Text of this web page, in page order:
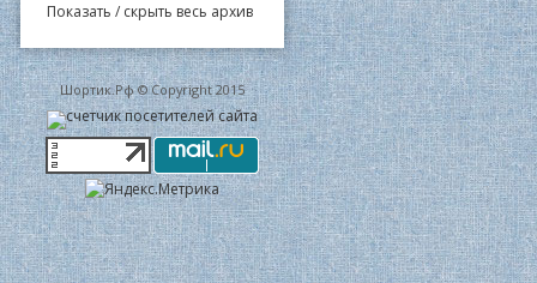
Показать / скрыть весь архив
Шортик.Рф © Copyright 2015